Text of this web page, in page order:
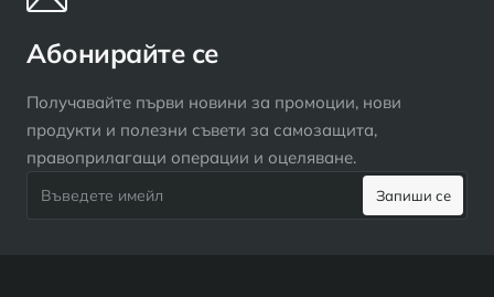
Абонирайте се
Получавайте първи новини за промоции, нови
продукти и полезни съвети за самозащита,
правоприлагащи операции и оцеляване.
имейл
Запиши се